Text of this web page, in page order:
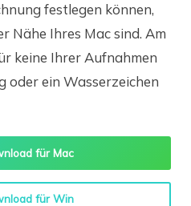
festlegen können,
Nähe Ihres Mac sind. Am
keine Ihrer Aufnahmen
oder ein Wasserzeichen
für Mac
für Win